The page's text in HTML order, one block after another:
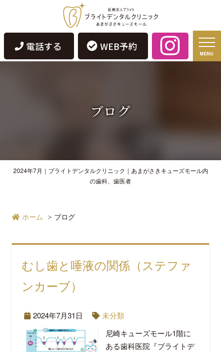
電話する WEB予約
MENU
ブログ
2024年7月｜ブライトデンタルクリニック｜あまがさきキューズモール内
の歯科、歯医者
ホーム ブログ
むし歯と唾液の関係（ステファ
ンカーブ）
2024年7月31日
未分類
尼崎キューズモール1階に
ある歯科医院『ブライトデ